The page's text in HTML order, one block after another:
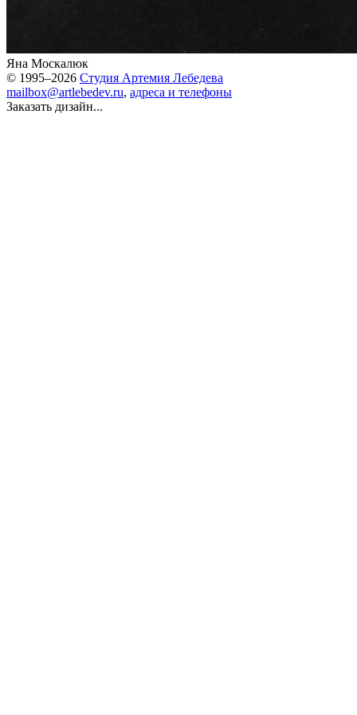
Яна Москалюк
© 1995–2026 Студия Артемия Лебедева
mailbox@artlebedev.ru, адреса и телефоны
Заказать дизайн...